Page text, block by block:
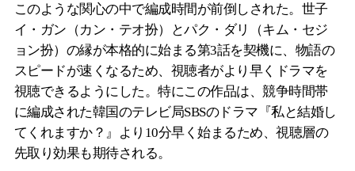
このような関心の中で編成時間が前倒しされた。世子
イ・ガン（カン・テオ扮）とパク・ダリ（キム・セジ
ョン扮）の縁が本格的に始まる第3話を契機に、物語の
スピードが速くなるため、視聴者がより早くドラマを
視聴できるようにした。特にこの作品は、競争時間帯
に編成された韓国のテレビ局SBSのドラマ『私と結婚し
てくれますか？』より10分早く始まるため、視聴層の
先取り効果も期待される。